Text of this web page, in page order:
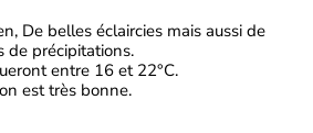
De belles éclaircies mais aussi de
de précipitations.
entre 16 et 22°C.
est très bonne.